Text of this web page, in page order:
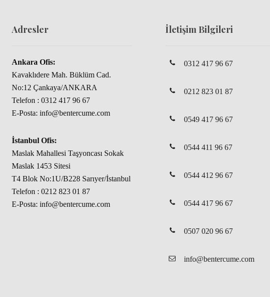
Adresler
Ankara Ofis:
Kavaklıdere Mah. Büklüm Cad.
No:12 Çankaya/ANKARA
Telefon : 0312 417 96 67
E-Posta: info@bentercume.com
İstanbul Ofis:
Maslak Mahallesi Taşyoncası Sokak
Maslak 1453 Sitesi
T4 Blok No:1U/B228 Sarıyer/İstanbul
Telefon : 0212 823 01 87
E-Posta: info@bentercume.com
İletişim Bilgileri
0312 417 96 67
0212 823 01 87
0549 417 96 67
0544 411 96 67
0544 412 96 67
0544 417 96 67
0507 020 96 67
info@bentercume.com